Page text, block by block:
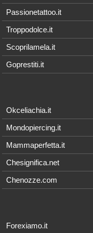
Passionetattoo.it
Troppodolce.it
Scoprilamela.it
Goprestiti.it
Okceliachia.it
Mondopiercing.it
Mammaperfetta.it
Chesignifica.net
Chenozze.com
Forexiamo.it